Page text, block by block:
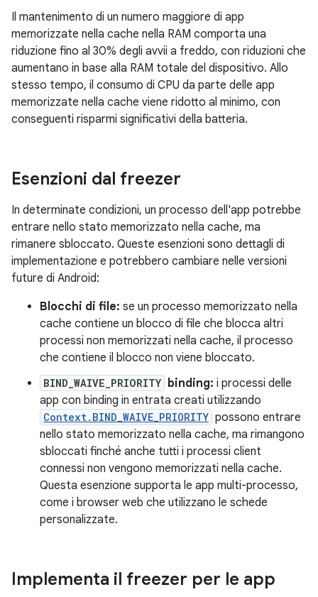
Il mantenimento di un numero maggiore di app
memorizzate nella cache nella RAM comporta una
riduzione fino al 30% degli avvii a freddo, con riduzioni che
aumentano in base alla RAM totale del dispositivo. Allo
stesso tempo, il consumo di CPU da parte delle app
memorizzate nella cache viene ridotto al minimo, con
conseguenti risparmi significativi della batteria.
Esenzioni dal freezer
In determinate condizioni, un processo dell'app potrebbe
entrare nello stato memorizzato nella cache, ma
rimanere sbloccato. Queste esenzioni sono dettagli di
implementazione e potrebbero cambiare nelle versioni
future di Android:
Blocchi di file: se un processo memorizzato nella
cache contiene un blocco di file che blocca altri
processi non memorizzati nella cache, il processo
che contiene il blocco non viene bloccato.
BIND_WAIVE_PRIORITY binding: i processi delle
app con binding in entrata creati utilizzando
Context.BIND_WAIVE_PRIORITY possono entrare
nello stato memorizzato nella cache, ma rimangono
sbloccati finché anche tutti i processi client
connessi non vengono memorizzati nella cache.
Questa esenzione supporta le app multi-processo,
come i browser web che utilizzano le schede
personalizzate.
Implementa il freezer per le app